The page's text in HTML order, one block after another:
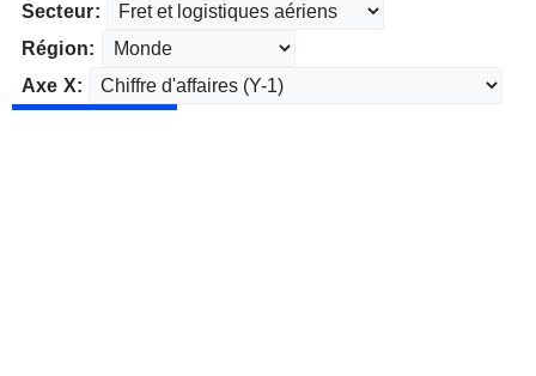
Secteur:
Région:
Axe X: